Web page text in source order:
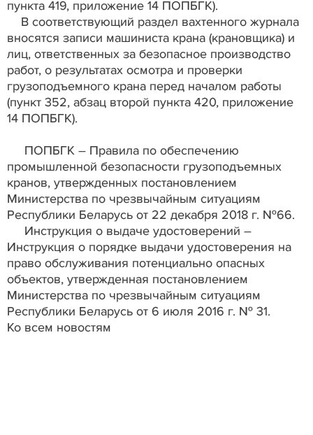
пункта 419, приложение 14 ПОПБГК).
В соответствующий раздел вахтенного журнала
вносятся записи машиниста крана (крановщика) и
лиц, ответственных за безопасное производство
работ, о результатах осмотра и проверки
грузоподъемного крана перед началом работы
(пункт 352, абзац второй пункта 420, приложение
14 ПОПБГК).
ПОПБГК – Правила по обеспечению
промышленной безопасности грузоподъемных
кранов, утвержденных постановлением
Министерства по чрезвычайным ситуациям
Республики Беларусь от 22 декабря 2018 г. №66.
Инструкция о выдаче удостоверений –
Инструкция о порядке выдачи удостоверения на
право обслуживания потенциально опасных
объектов, утвержденная постановлением
Министерства по чрезвычайным ситуациям
Республики Беларусь от 6 июля 2016 г. № 31.
Ко всем новостям